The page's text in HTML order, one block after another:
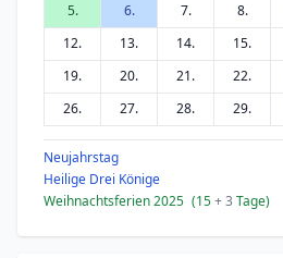
5.
6. 7. 8.
12.
13. 14. 15.
19.
20. 21. 22.
26.
27. 28. 29.
Neujahrstag
Heilige Drei Könige
Weihnachtsferien 2025 (15+ 3 Tage)